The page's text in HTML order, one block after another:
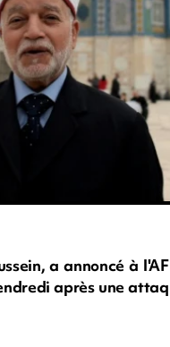
a annoncé à
après une